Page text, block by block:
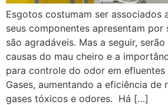
Esgotos costumam ser associados
seus componentes apresentam por
são agradáveis. Mas a seguir,
causas do mau cheiro e a
para controle do odor em
Gases, aumentando a eficiência de
gases tóxicos e odores. Há […]